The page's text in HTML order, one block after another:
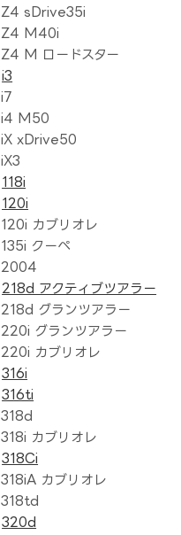
Z4 sDrive35i
Z4 M40i
Z4 M ロードスター
i3
i7
i4 M50
iX xDrive50
iX3
118i
120i
120i カブリオレ
135i クーペ
2004
218d アクティブツアラー
218d グランツアラー
220i グランツアラー
220i カブリオレ
316i
316ti
318d
318i カブリオレ
318Ci
318iA カブリオレ
318td
320d